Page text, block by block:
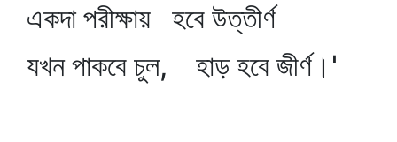
একদা পরীক্ষায় হবে উত্তীর্ণ
যখন পাকবে চুল, হাড় হবে জীর্ণ।'